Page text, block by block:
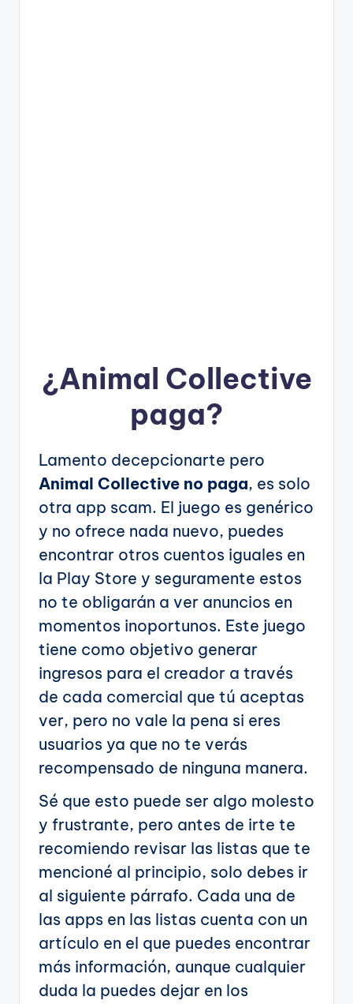
¿Animal Collective
paga?
Lamento decepcionarte pero
Animal Collective no paga, es solo
otra app scam. El juego es genérico
y no ofrece nada nuevo, puedes
encontrar otros cuentos iguales en
la Play Store y seguramente estos
no te obligarán a ver anuncios en
momentos inoportunos. Este juego
tiene como objetivo generar
ingresos para el creador a través
de cada comercial que tú aceptas
ver, pero no vale la pena si eres
usuarios ya que no te verás
recompensado de ninguna manera.
Sé que esto puede ser algo molesto
y frustrante, pero antes de irte te
recomiendo revisar las listas que te
mencioné al principio, solo debes ir
al siguiente párrafo. Cada una de
las apps en las listas cuenta con un
artículo en el que puedes encontrar
más información, aunque cualquier
duda la puedes dejar en los